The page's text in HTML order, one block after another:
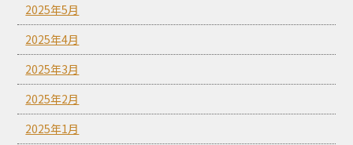
2025年5月
2025年4月
2025年3月
2025年2月
2025年1月